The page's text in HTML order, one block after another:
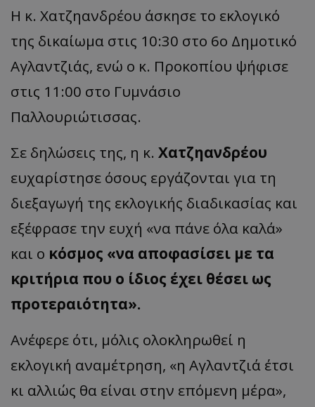
Η κ. Χατζηανδρέου άσκησε το εκλογικό
της δικαίωμα στις 10:30 στο 6ο Δημοτικό
Αγλαντζιάς, ενώ ο κ. Προκοπίου ψήφισε
στις 11:00 στο Γυμνάσιο
Παλλουριώτισσας.
Σε δηλώσεις της, η κ. Χατζηανδρέου
ευχαρίστησε όσους εργάζονται για τη
διεξαγωγή της εκλογικής διαδικασίας και
εξέφρασε την ευχή «να πάνε όλα καλά»
και ο κόσμος «να αποφασίσει με τα
κριτήρια που ο ίδιος έχει θέσει ως
προτεραιότητα».
Ανέφερε ότι, μόλις ολοκληρωθεί η
εκλογική αναμέτρηση, «η Αγλαντζιά έτσι
κι αλλιώς θα είναι στην επόμενη μέρα»,